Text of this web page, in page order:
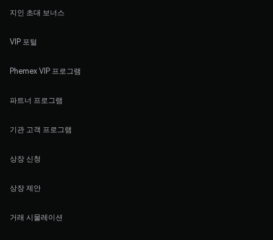
지인 초대 보너스
VIP 포털
Phemex VIP 프로그램
파트너 프로그램
기관 고객 프로그램
상장 신청
상장 제안
거래 시물레이션